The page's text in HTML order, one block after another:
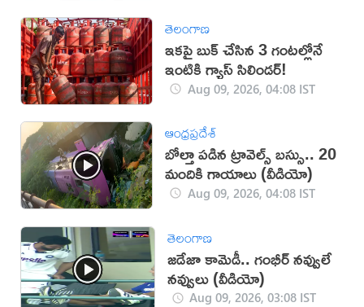
తెలంగాణ
ఇకపై బుక్ చేసిన 3 గంటల్లోనే
ఇంటికి గ్యాస్ సిలిండర్!
Aug 09, 2026, 04:08 IST
ఆంధ్రప్రదేశ్
బోల్తా పడిన ట్రావెల్స్‌ బస్సు.. 20
మందికి గాయాలు (వీడియో)
Aug 09, 2026, 04:08 IST
తెలంగాణ
జడేజా కామెడీ.. గంభీర్ నవ్వులే
నవ్వులు (వీడియో)
Aug 09, 2026, 03:08 IST